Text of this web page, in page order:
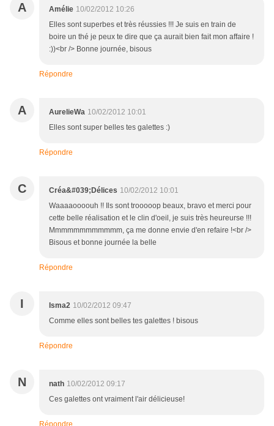
A Amélie 10/02/2012 10:26
Elles sont superbes et très réussies !!! Je suis en train de
boire un thé je peux te dire que ça aurait bien fait mon affaire !
:))<br /> Bonne journée, bisous
Répondre
A AurelieWa 10/02/2012 10:01
Elles sont super belles tes galettes :)
Répondre
C Créa&#039;Délices 10/02/2012 10:01
Waaaaoooouh !! Ils sont trooooop beaux, bravo et merci pour
cette belle réalisation et le clin d'oeil, je suis très heureurse !!!
Mmmmmmmmmmmm, ça me donne envie d'en refaire !<br />
Bisous et bonne journée la belle
Répondre
I Isma2 10/02/2012 09:47
Comme elles sont belles tes galettes ! bisous
Répondre
N nath 10/02/2012 09:17
Ces galettes ont vraiment l'air délicieuse!
Répondre